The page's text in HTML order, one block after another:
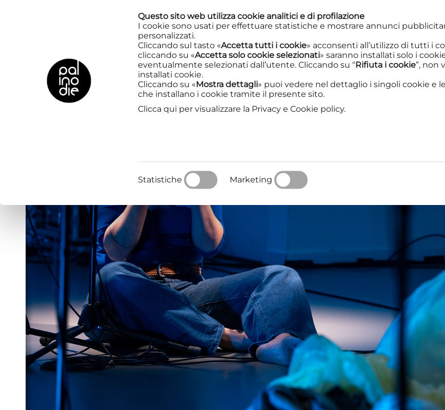
Questo sito web utilizza cookie analitici e di profilazione
I cookie sono usati per effettuare statistiche e mostrare annunci
personalizzati.
Cliccando sul tasto «Accetta tutti i cookie» acconsenti all’utilizzo di tutti i
cliccando su «Accetta solo cookie selezionati» saranno installati solo i
eventualmente selezionati dall’utente. Cliccando su “Rifiuta i cookie”, non
installati cookie.
Cliccando su «Mostra dettagli» puoi vedere nel dettaglio i singoli cookie e
che installano i cookie tramite il presente sito.
Clicca qui per visualizzare la Privacy e Cookie policy.
Statistiche Marketing
Palinodie Spettacoli
MONTRÉALEN CIRCULATION